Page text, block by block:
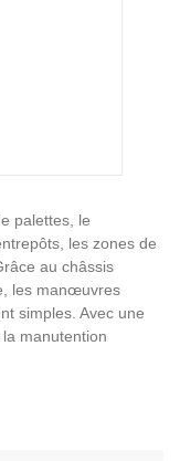
palettes, le
les zones de
au châssis
les manœuvres
simples. Avec une
manutention